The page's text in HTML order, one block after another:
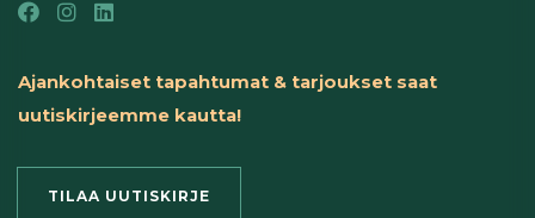
Ajankohtaiset tapahtumat & tarjoukset saat
uutiskirjeemme kautta!
TILAA UUTISKIRJE